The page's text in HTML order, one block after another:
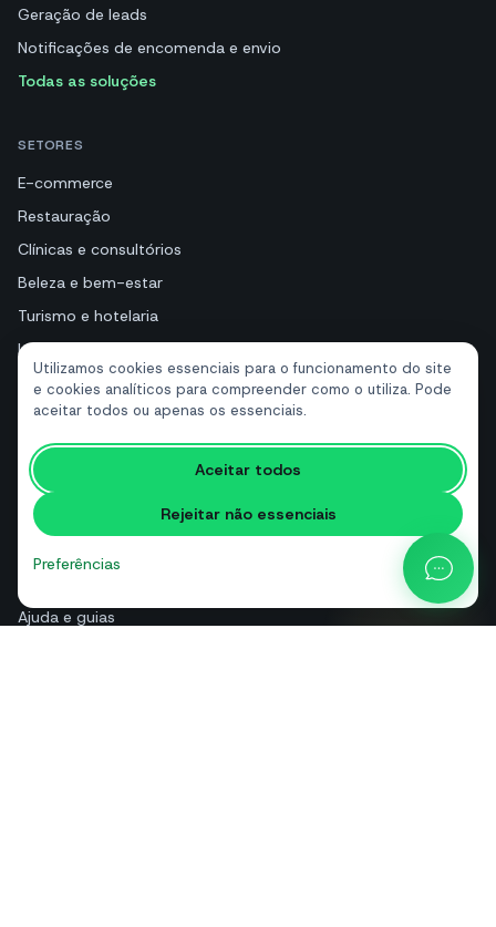
Utilizamos cookies essenciais para o funcionamento do site
e cookies analíticos para compreender como o utiliza. Pode
aceitar todos ou apenas os essenciais.
Aceitar todos
Rejeitar não essenciais
Preferências
Geração de leads
Notificações de encomenda e envio
Todas as soluções
SETORES
E-commerce
Restauração
Clínicas e consultórios
Beleza e bem-estar
Turismo e hotelaria
Imobiliárias
RECURSOS
Ferramentas gratuitas
Glossário
Comparações
Ajuda e guias